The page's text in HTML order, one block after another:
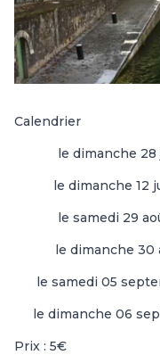
Calendrier
le dimanche 28
le dimanche 12
le samedi 29
le dimanche 30
le samedi 05
le dimanche 06
Prix : 5€